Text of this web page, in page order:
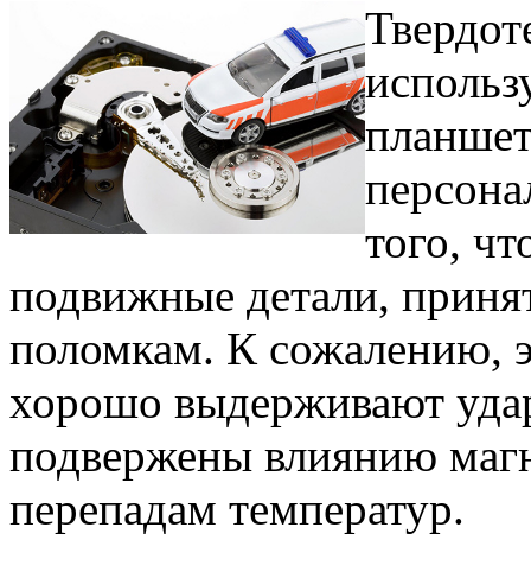
того,
подвижные детали,
поломкам. К сожалению,
хорошо выдерживают
подвержены влиянию
перепадам температур.